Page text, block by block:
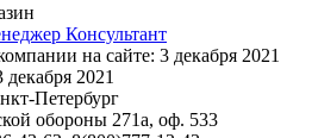
Консультант
на сайте: 3 декабря 2021
декабря 2021
Петербург
обороны 271а, оф. 533